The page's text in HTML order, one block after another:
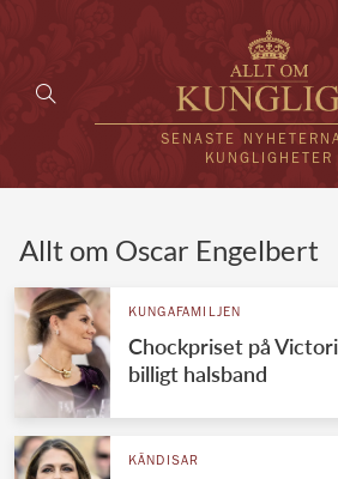
SENASTE
KUNGLIGHETER
UTLÄNDSKT
VÄRLDENS
Allt om Oscar Engelbert
KUNGAFAMILJEN
Chockpriset på
billigt halsband
KÄNDISAR